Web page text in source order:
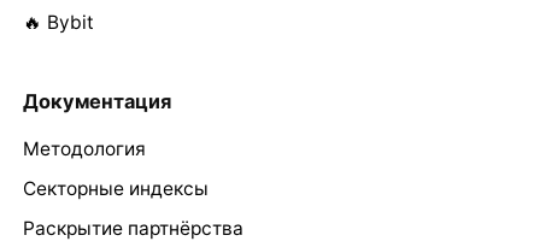
🔥 Bybit
Документация
Методология
Секторные индексы
Раскрытие партнёрства